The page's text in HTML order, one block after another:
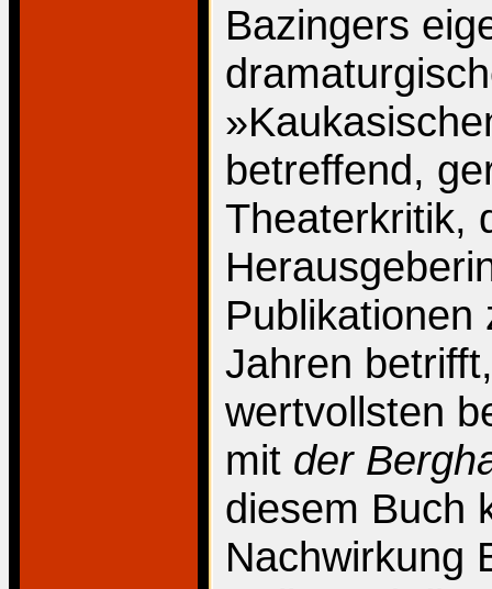
Bazingers
betreffend,
Theaterkritik,
Publikationen
Jahren
wertvollsten
mit der
diesem Buch
Nachwirkung